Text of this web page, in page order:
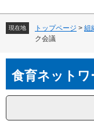
現在地 トップページ > 組
ク会議
文食育ネットワ